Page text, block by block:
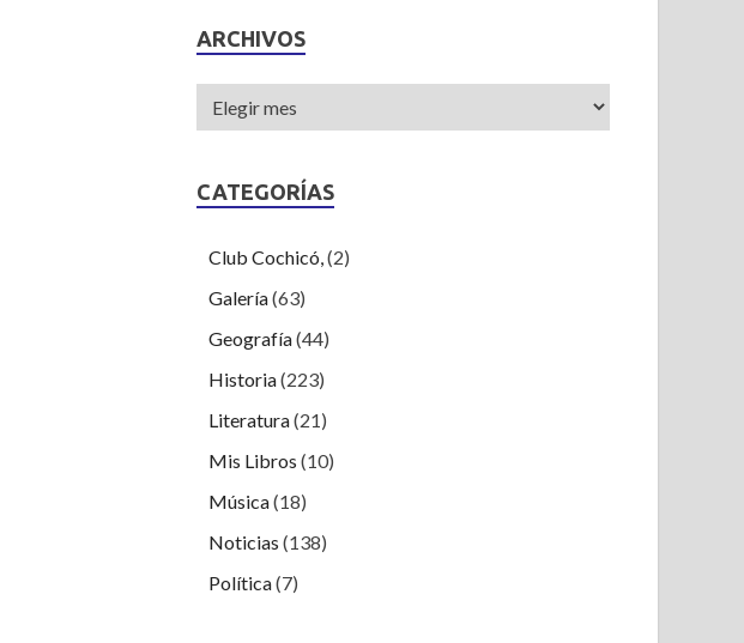
ARCHIVOS
CATEGORÍAS
Club Cochicó,(2)
Galería(63)
Geografía(44)
Historia(223)
Literatura(21)
Mis Libros (10)
Música(18)
Noticias (138)
Política(7)